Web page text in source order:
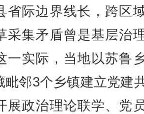
际边界线长，跨区
采集矛盾曾是基层治
一实际，当地以苏鲁
毗邻3个乡镇建立党建
展政治理论联学、党